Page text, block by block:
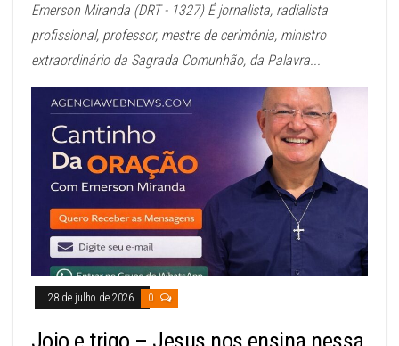
Emerson Miranda (DRT - 1327) É jornalista, radialista
profissional, professor, mestre de cerimônia, ministro
extraordinário da Sagrada Comunhão, da Palavra...
28 de julho de 2026 0